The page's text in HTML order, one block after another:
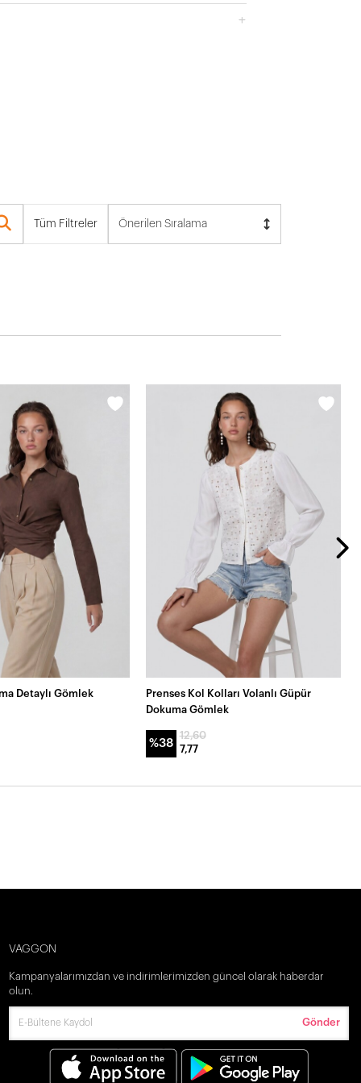
Tüm Filtreler Önerilen Sıralama
Detaylı Gömlek
Prenses Kol Kolları Volanlı Güpür
Dokuma Gömlek
%38
12,60
7,77
VAGGON
Kampanyalarımızdan ve indirimlerimizden güncel olarak haberdar
olun.
Gönder